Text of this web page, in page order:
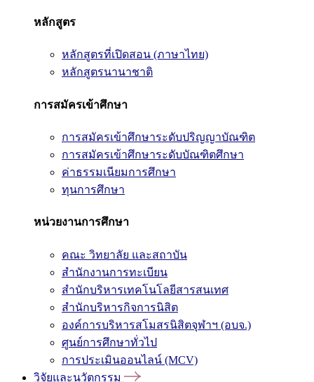
หลักสูตร
หลักสูตรที่เปิดสอน (ภาษาไทย)
หลักสูตรนานาชาติ
การสมัครเข้าศึกษา
การสมัครเข้าศึกษาระดับปริญญาบัณฑิต
การสมัครเข้าศึกษาระดับบัณฑิตศึกษา
ค่าธรรมเนียมการศึกษา
ทุนการศึกษา
หน่วยงานการศึกษา
คณะ วิทยาลัย และสถาบัน
สำนักงานการทะเบียน
สำนักบริหารเทคโนโลยีสารสนเทศ
สำนักบริหารกิจการนิสิต
องค์การบริหารสโมสรนิสิตจุฬาฯ (อบจ.)
ศูนย์การศึกษาทั่วไป
การประเมินออนไลน์ (MCV)
วิจัยและนวัตกรรม